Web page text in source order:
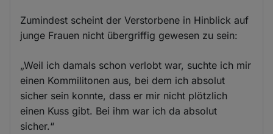
Zumindest scheint der Verstorbene in Hinblick auf
junge Frauen nicht übergriffig gewesen zu sein:
„Weil ich damals schon verlobt war, suchte ich mir
einen Kommilitonen aus, bei dem ich absolut
sicher sein konnte, dass er mir nicht plötzlich
einen Kuss gibt. Bei ihm war ich da absolut
sicher.“